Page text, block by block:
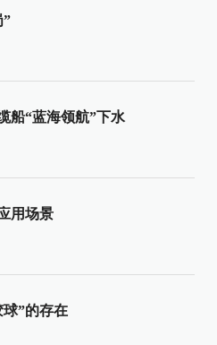
”
船“蓝海领航”下水
用场景
”的存在